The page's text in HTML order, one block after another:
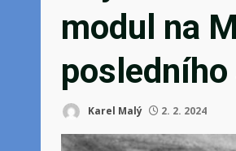
modul na
Karel Malý 2. 2. 2024